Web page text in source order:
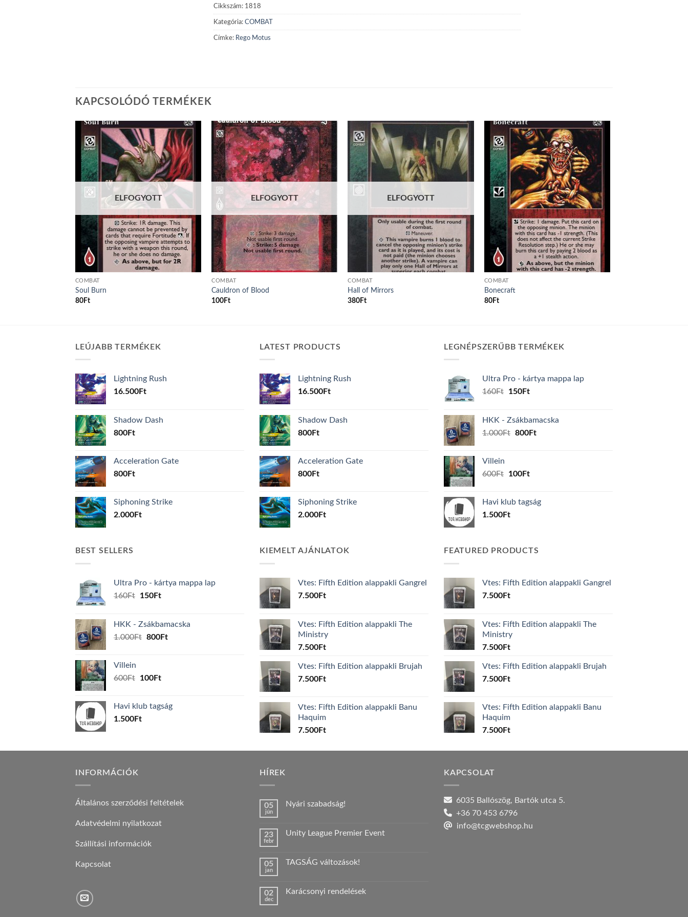
Cikkszám: 1818
Kategória: COMBAT
Címke: Rego Motus
KAPCSOLÓDÓ TERMÉKEK
Add to
wishlist
ELFOGYOTT
COMBAT
Soul Burn
80Ft
Add to
wishlist
ELFOGYOTT
COMBAT
Cauldron of Blood
100 Ft
Add to
wishlist
ELFOGYOTT
COMBAT
Hall of Mirrors
380 Ft
Add to
wishlist
COMBAT
Bonecraft
80Ft
LEÚJABB TERMÉKEK
Lightning Rush
16.500Ft
Shadow Dash
800Ft
Acceleration Gate
800Ft
Siphoning Strike
2.000Ft
LATEST PRODUCTS
Lightning Rush
16.500Ft
Shadow Dash
800Ft
Acceleration Gate
800Ft
Siphoning Strike
2.000Ft
LEGNÉPSZERŰBB TERMÉKEK
Ultra Pro - kártya mappa lap
160Ft
Original
160Ft.
150FtCurrent
150Ft.
HKK - Zsákbamacska
1.000Ft Original
800FtCurrent
Villein
600Ft
Original
600Ft.
100FtCurrent
100Ft.
Havi klub tagság
1.500Ft
BEST SELLERS
Ultra Pro - kártya mappa lap
160Ft
Original
160Ft.
150FtCurrent
150Ft.
HKK - Zsákbamacska
1.000Ft Original
800FtCurrent
Villein
600Ft
Original
600Ft.
100FtCurrent
100Ft.
Havi klub tagság
1.500Ft
KIEMELT AJÁNLATOK
Vtes: Fifth Edition alappakli Gangrel
7.500Ft
Vtes: Fifth Edition alappakli The
Ministry
7.500Ft
Vtes: Fifth Edition alappakli Brujah
7.500Ft
Vtes: Fifth Edition alappakli Banu
Haquim
7.500Ft
FEATURED PRODUCTS
Vtes: Fifth Edition alappakli Gangrel
7.500Ft
Vtes: Fifth Edition alappakli The
Ministry
7.500Ft
Vtes: Fifth Edition alappakli Brujah
7.500Ft
Vtes: Fifth Edition alappakli Banu
Haquim
7.500Ft
INFORMÁCIÓK
Általános szerződési feltételek
Adatvédelmi nyilatkozat
Szállítási információk
Kapcsolat
HÍREK
05
jún
Nyári szabadság!
Nyári
23
febr
Unity League Premier Event
Unity
bejegyzéshez
05
jan
TAGSÁG változások!
TAGSÁG
02
dec
Karácsonyi rendelések
KAPCSOLAT
6035 Ballószög, Bartók utca 5.
+36 70 453 6796
info@tcgwebshop.hu